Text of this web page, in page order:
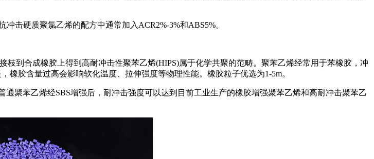
击硬质聚氯乙烯的配方中通常加入ACR2%-3%和ABS5%。
到合成橡胶上得到高耐冲击性聚苯乙烯(HIPS)属于化学共聚的范畴。聚苯乙烯经常用于苯橡胶，冲
橡胶含量过高会影响软化温度、拉伸强度等物理性能。橡胶粒子优选为1-5m。
聚苯乙烯经SBS增强后，耐冲击强度可以达到目前工业生产的橡胶增强聚苯乙烯和高耐冲击聚苯乙